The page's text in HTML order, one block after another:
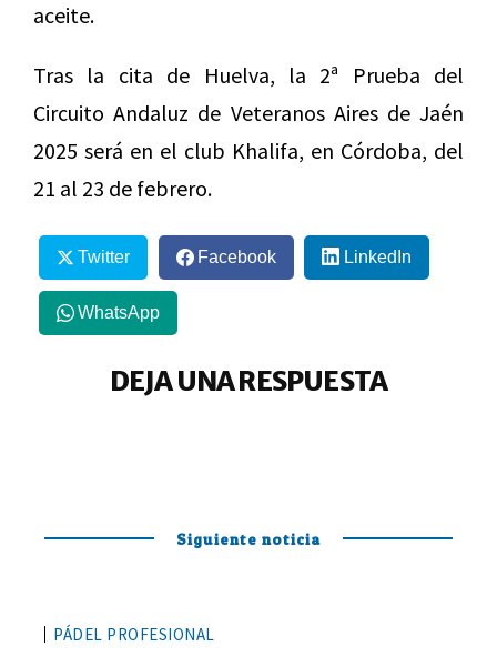
aceite.
Tras la cita de Huelva, la 2ª Prueba del
Circuito Andaluz de Veteranos Aires de Jaén
2025 será en el club Khalifa, en Córdoba, del
21 al 23 de febrero.
Twitter Facebook LinkedIn
WhatsApp
DEJA UNA RESPUESTA
Siguiente noticia
PÁDEL PROFESIONAL